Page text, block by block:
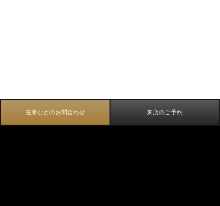
在庫などのお問合わせ 来店のご予約